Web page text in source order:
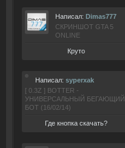
Написал: Dimas777
СКРИНШОТ GTA 5
ONLINE
Круто
Написал: syperxak
[ 0.3Z ] BOTTER -
УНИВЕРСАЛЬНЫЙ БЕГАЮЩИЙ
БОТ (16/02/14)
Где кнопка скачать?